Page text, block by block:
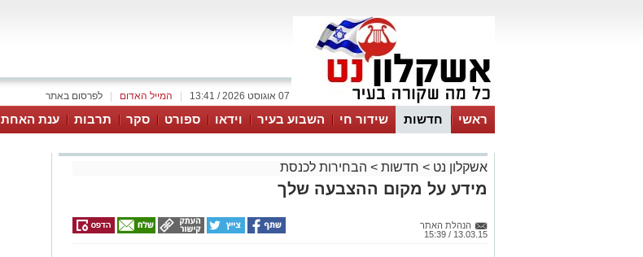
לפרסום באתר המייל האדום 07 אוגוסט 2026 / 13:41
ראשי חדשות שידור חי השבוע בעיר וידאו ספורט סקר תרבות ענת האחת
אשקלון נט > חדשות > הבחירות לכנסת
מידע על מקום ההצבעה שלך
הנהלת האתר
13.03.15 / 15:39